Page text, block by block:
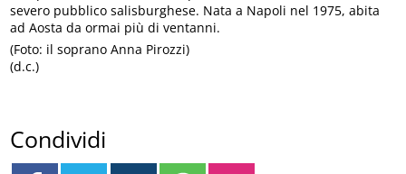
severo pubblico salisburghese. Nata a Napoli nel 1975, abita
ad Aosta da ormai più di ventanni.
(Foto: il soprano Anna Pirozzi)
(d.c.)
Condividi